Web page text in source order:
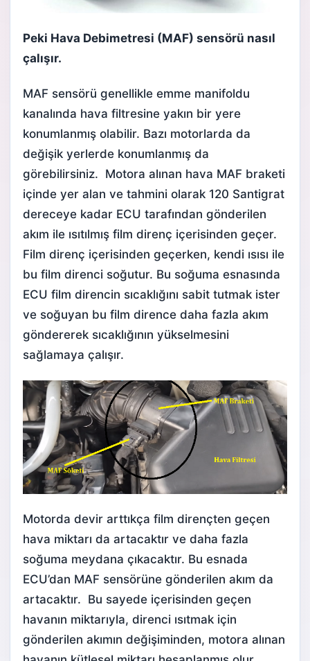
Peki Hava Debimetresi (MAF) sensörü nasıl
çalışır.
MAF sensörü genellikle emme manifoldu
kanalında hava filtresine yakın bir yere
konumlanmış olabilir. Bazı motorlarda da
değişik yerlerde konumlanmış da
görebilirsiniz. Motora alınan hava MAF braketi
içinde yer alan ve tahmini olarak 120 Santigrat
dereceye kadar ECU tarafından gönderilen
akım ile ısıtılmış film direnç içerisinden geçer.
Film direnç içerisinden geçerken, kendi ısısı ile
bu film direnci soğutur. Bu soğuma esnasında
ECU film direncin sıcaklığını sabit tutmak ister
ve soğuyan bu film dirence daha fazla akım
göndererek sıcaklığının yükselmesini
sağlamaya çalışır.
Motorda devir arttıkça film dirençten geçen
hava miktarı da artacaktır ve daha fazla
soğuma meydana çıkacaktır. Bu esnada
ECU’dan MAF sensörüne gönderilen akım da
artacaktır. Bu sayede içerisinden geçen
havanın miktarıyla, direnci ısıtmak için
gönderilen akımın değişiminden, motora alınan